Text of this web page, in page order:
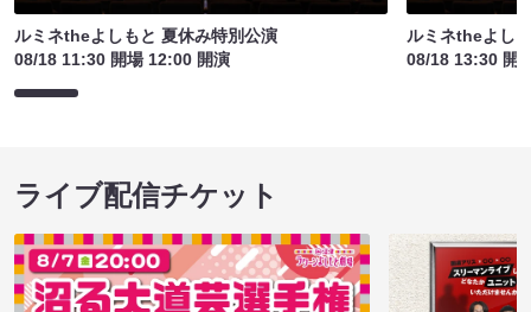
ルミネtheよしもと 夏休み特別公演
08/18 11:30 開場 12:00 開演
ルミネtheよし
08/18 13:30 開
ライブ配信チケット